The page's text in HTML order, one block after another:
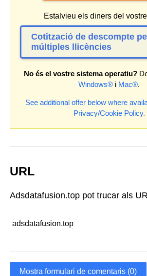
Estalvieu els diners del
Cotització de descompte
múltiples llicències
No és el vostre sistema operatiu?
Windows® i Mac®.
See additional offer below where
Privacy/Cookie Policy.
URL
Adsdatafusion.top pot trucar als
adsdatafusion.top
Mostra formulari de comentaris (0)